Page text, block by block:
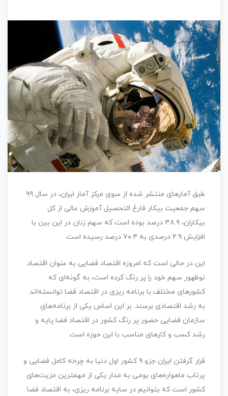
طبق آمارهای منتشر شده از سوی مرکز آمار ایران، در سال ۹۹
سهم جمعیت بیکار فارغ التحصیل آموزش عالی از کل
بیکاران، ۳۸.۹ درصد بوده است که سهم زنان در این بین با
افزایش ۲.۹ درصدی به ۷۰.۴ درصد رسیده است.
این در حالی است که امروزه اقتصاد فضایی به عنوان اقتصاد
نوظهور سهم خود را پر رنگ کرده است، به گونه‌ای که
کشورهای مختلف با برنامه ریزی در اقتصاد فضا توانسته‌اند
به رشد اقتصادی برسند. بر این اساس یکی از برنامه‌های
سازمان فضایی حضور پر رنگ کشور در اقتصاد فضا پایه و
رشد کسب و کارهای مناسب با این حوزه است.
قرار گرفتن ایران جزو ۹ کشور اول دنیا به چرخه کامل فضایی و
پرتاب ماهواره‌های بومی به مدار یکی از مهمترین مزیت‌های
کشور است که بتوانیم در سایه برنامه ریزی، به اقتصاد فضا